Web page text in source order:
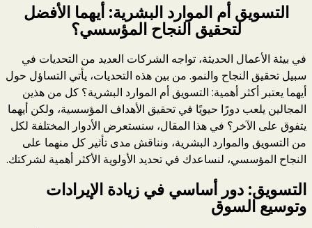
التسويق أم الموارد البشرية: أيهما الأفضل
لتحقيق النجاح المؤسسي؟
في بيئة الأعمال الحديثة، تواجه الشركات العديد من التحديات في
سبيل تحقيق النجاح والنمو. من بين هذه التحديات، يأتي التساؤل حول
أيهما يعتبر أكثر أهمية: التسويق أم الموارد البشرية؟ كل من هذين
المجالين يلعب دورًا حيويًا في تحقيق الأهداف المؤسسية، ولكن أيهما
يتفوق على الآخر؟ في هذا المقال، سنستعرض الأدوار المختلفة لكل
من التسويق والموارد البشرية، ونناقش مدى تأثير كل منهما على
النجاح المؤسسي، لنساعدك في تحديد الأولوية الأكثر أهمية لشركتك.
التسويق: دور أساسي في زيادة الإيرادات
وتوسيع السوق